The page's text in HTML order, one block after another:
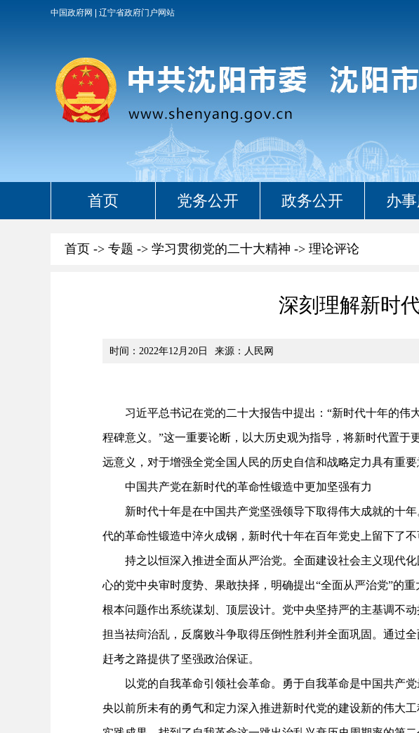
中国政府网 辽宁省政府门户网站
首页 党务公开 政务公开 办
首页 -> 专题 -> 学习贯彻党的二十大精神 -> 理论评论
深刻理解新时
时间：2022年12月20日 来源：人民网
习近平总书记在党的二十大报告中提出：“新时代十年的伟
程碑意义。”这一重要论断，以大历史观为指导，将新时代置
远意义，对于增强全党全国人民的历史自信和战略定力具有重要
中国共产党在新时代的革命性锻造中更加坚强有力
新时代十年是在中国共产党坚强领导下取得伟大成就的十年
代的革命性锻造中淬火成钢，新时代十年在百年党史上留下了不
持之以恒深入推进全面从严治党。全面建设社会主义现代化
心的党中央审时度势、果敢抉择，明确提出“全面从严治党”的
根本问题作出系统谋划、顶层设计。党中央坚持严的主基调不
担当祛疴治乱，反腐败斗争取得压倒性胜利并全面巩固。通过
赶考之路提供了坚强政治保证。
以党的自我革命引领社会革命。勇于自我革命是中国共产党
央以前所未有的勇气和定力深入推进新时代党的建设新的伟大